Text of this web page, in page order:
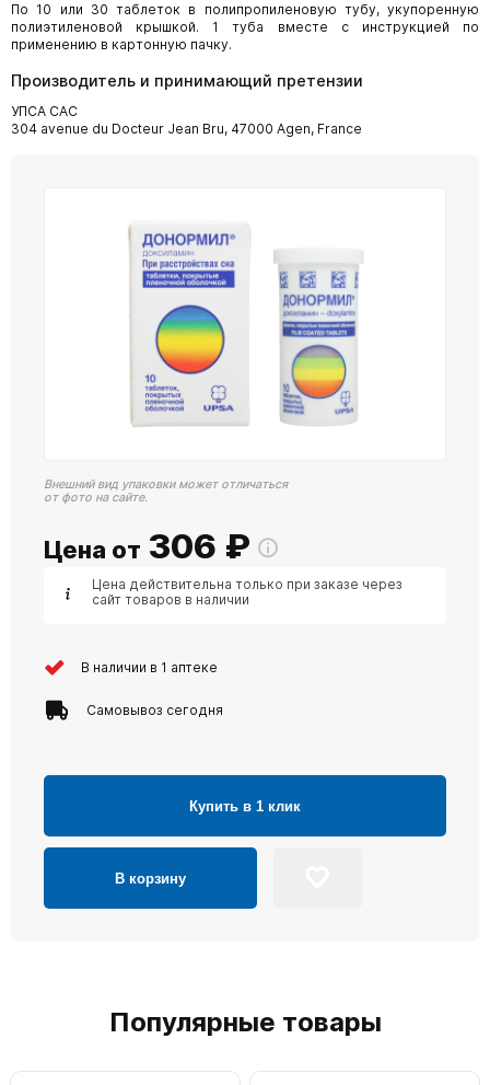
По 10 или 30 таблеток в полипропиленовую тубу, укупоренную
полиэтиленовой крышкой. 1 туба вместе с инструкцией по
применению в картонную пачку.
Производитель и принимающий претензии
УПСА САС
304 avenue du Docteur Jean Bru, 47000 Agen, France
Внешний вид упаковки может отличаться
от фото на сайте.
Цена от 306 ₽
Цена действительна только при заказе через
сайт товаров в наличии
В наличии в 1 аптеке
Самовывоз сегодня
Купить в 1 клик
В корзину
Популярные товары